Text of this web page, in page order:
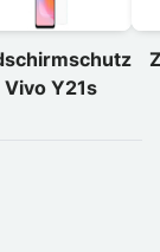
Vivo Y21s